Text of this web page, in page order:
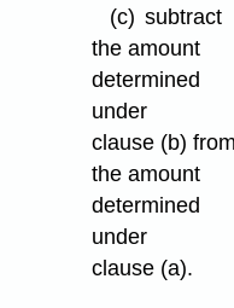
(c) subtract
the amount
determined
under
clause (b) from
the amount
determined
under
clause (a).